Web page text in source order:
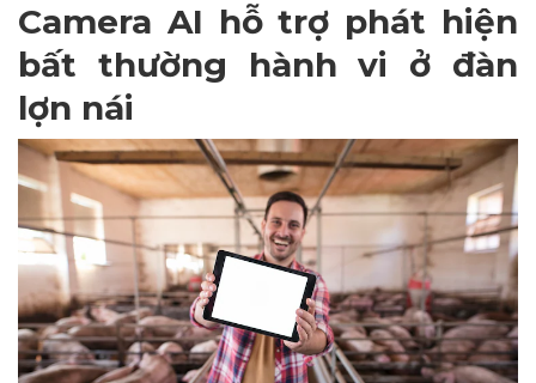
Camera AI hỗ trợ phát hiện
bất thường hành vi ở đàn
lợn nái